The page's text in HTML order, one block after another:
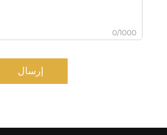
0/1000
إرسال